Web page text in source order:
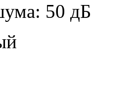
50 дБ